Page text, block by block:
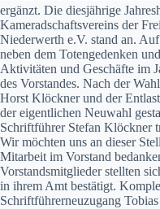
ergänzt. Die diesjährige
Kameradschaftsvereins der
Niederwerth e.V. stand an.
neben dem Totengedenken
Aktivitäten und Geschäfte im
des Vorstandes. Nach der
Horst Klöckner und der
der eigentlichen Neuwahl
Schriftführer Stefan Klöckner
Wir möchten uns an dieser
Mitarbeit im Vorstand
Vorstandsmitglieder stellten
in ihrem Amt bestätigt.
Schriftführerneuzugang